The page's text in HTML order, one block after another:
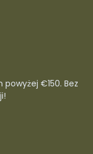
€150. Bez